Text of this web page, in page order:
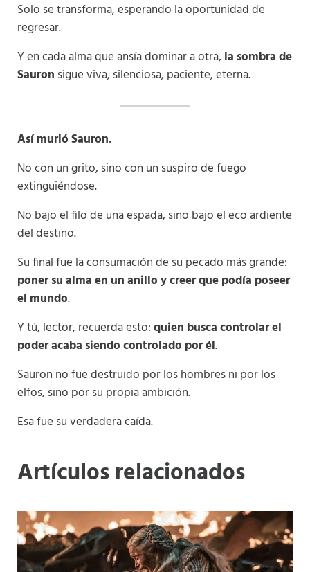
Solo se transforma, esperando la oportunidad de
regresar.
Y en cada alma que ansía dominar a otra, la sombra de
Sauron sigue viva, silenciosa, paciente, eterna.
Así murió Sauron.
No con un grito, sino con un suspiro de fuego
extinguiéndose.
No bajo el filo de una espada, sino bajo el eco ardiente
del destino.
Su final fue la consumación de su pecado más grande:
poner su alma en un anillo y creer que podía poseer
el mundo.
Y tú, lector, recuerda esto:quien busca controlar el
poder acaba siendo controlado por él.
Sauron no fue destruido por los hombres ni por los
elfos, sino por su propia ambición.
Esa fue su verdadera caída.
Artículos relacionados